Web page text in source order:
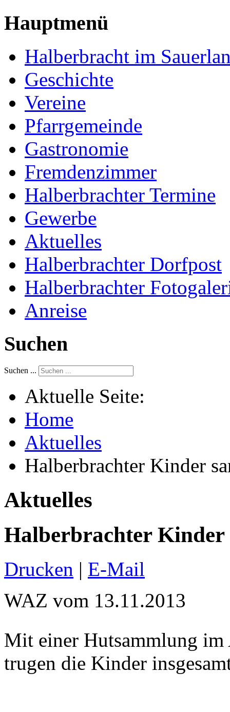
Hauptmenü
Halberbracht im
Geschichte
Vereine
Pfarrgemeinde
Gastronomie
Fremdenzimmer
Halberbrachter Termine
Gewerbe
Aktuelles
Halberbrachter Dorfpost
Halberbrachter
Anreise
Suchen
Suchen ...
Aktuelle Seite:
Home
Aktuelles
Halberbrachter Kinder
Aktuelles
Halberbrachter
Drucken | E-Mail
WAZ vom 13.11.2013
Mit einer Hutsammlung
trugen die Kinder